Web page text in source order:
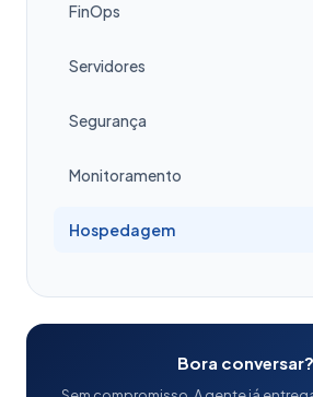
FinOps
Servidores
Segurança
Monitoramento
Hospedagem
Bora conversar?